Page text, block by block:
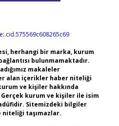
herhangi bir marka, kurum
bulunmamaktadır.
makaleler
alan içerikler haber niteliği
ve kişiler hakkında
Gerçek kurum ve kişiler ile isim
Sitemizdeki bilgiler
taşımazlar.